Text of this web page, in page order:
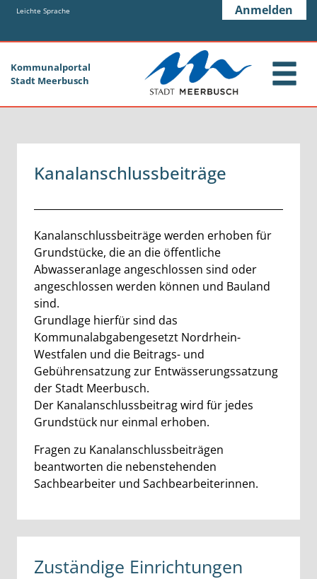
Zum Hauptinhalt springen
Zum Header
Zum Hauptinhalt
Zum Footer
Leichte Sprache Anmelden
Kommunalportal
Stadt Meerbusch
Kanalanschlussbeiträge
Beschreibung
Kanalanschlussbeiträge werden erhoben für
Grundstücke, die an die öffentliche
Abwasseranlage angeschlossen sind oder
angeschlossen werden können und Bauland
sind.
Grundlage hierfür sind das
Kommunalabgabengesetzt Nordrhein-
Westfalen und die Beitrags- und
Gebührensatzung zur Entwässerungssatzung
der Stadt Meerbusch.
Der Kanalanschlussbeitrag wird für jedes
Grundstück nur einmal erhoben.
Fragen zu Kanalanschlussbeiträgen
beantworten die nebenstehenden
Sachbearbeiter und Sachbearbeiterinnen.
Zuständige Einrichtungen